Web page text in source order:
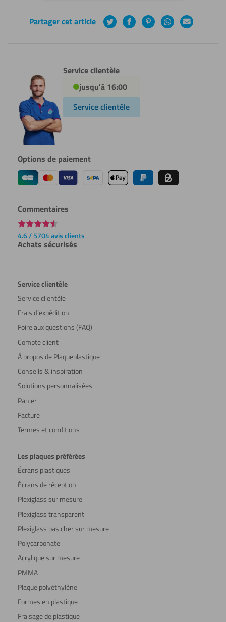
Partager cet article TwitterFacebookPinterestWhatsAppCourrier
Service clientèle
jusqu'à 16:00
Service clientèle
Options de paiement
Commentaires
4.6 / 5704 avis clients
Achats sécurisés
Service clientèle
Service clientèle
Frais d’expédition
Foire aux questions (FAQ)
Compte client
À propos de Plaqueplastique
Conseils & inspiration
Solutions personnalisées
Panier
Facture
Termes et conditions
Les plaques préférées
Écrans plastiques
Écrans de réception
Plexiglass sur mesure
Plexiglass transparent
Plexiglass pas cher sur mesure
Polycarbonate
Acrylique sur mesure
PMMA
Plaque polyéthylène
Formes en plastique
Fraisage de plastique